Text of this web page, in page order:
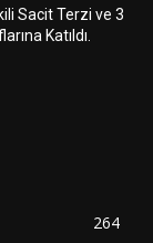
Sacit Terzi ve 3
Katıldı.
264